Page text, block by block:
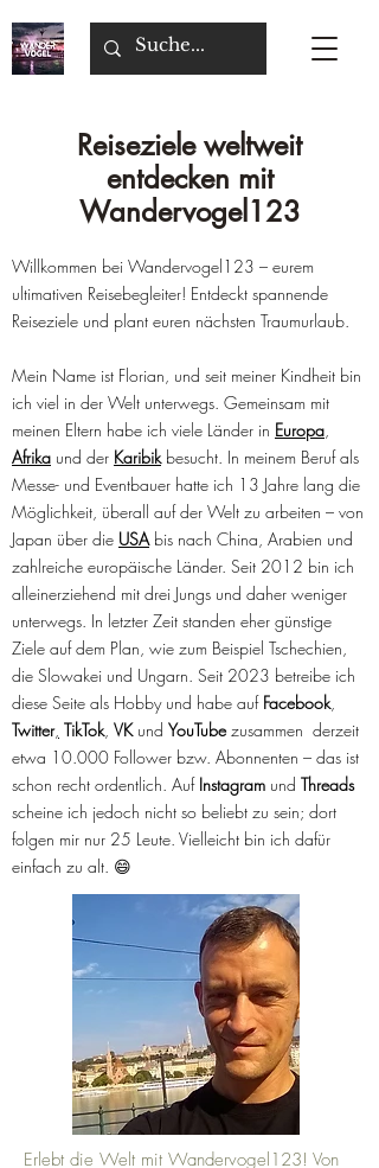
Reiseziele weltweit
entdecken mit
Wandervogel123​​
Willkommen bei Wandervogel123 – eurem
ultimativen Reisebegleiter! Entdeckt spannende
Reiseziele und plant euren nächsten Traumurlaub.
Mein Name ist Florian, und seit meiner Kindheit bin
ich viel in der Welt unterwegs. Gemeinsam mit
meinen Eltern habe ich viele Länder in Europa,
Afrika und der Karibik besucht. In meinem Beruf als
Messe- und Eventbauer hatte ich 13 Jahre lang die
Möglichkeit, überall auf der Welt zu arbeiten – von
Japan über die USA bis nach China, Arabien und
zahlreiche europäische Länder. Seit 2012 bin ich
alleinerziehend mit drei Jungs und daher weniger
unterwegs. In letzter Zeit standen eher günstige
Ziele auf dem Plan, wie zum Beispiel Tschechien,
die Slowakei und Ungarn. Seit 2023 betreibe ich
diese Seite als Hobby und habe auf Facebook,
Twitter, TikTok, VKund YouTubezusammen derzeit
etwa 10.000 Follower bzw. Abonnenten – das ist
schon recht ordentlich. Auf Instagram und Threads
scheine ich jedoch nicht so beliebt zu sein; dort
folgen mir nur 25 Leute. Vielleicht bin ich dafür
einfach zu alt. 😄
Erlebt die Welt mit Wandervogel123! Von